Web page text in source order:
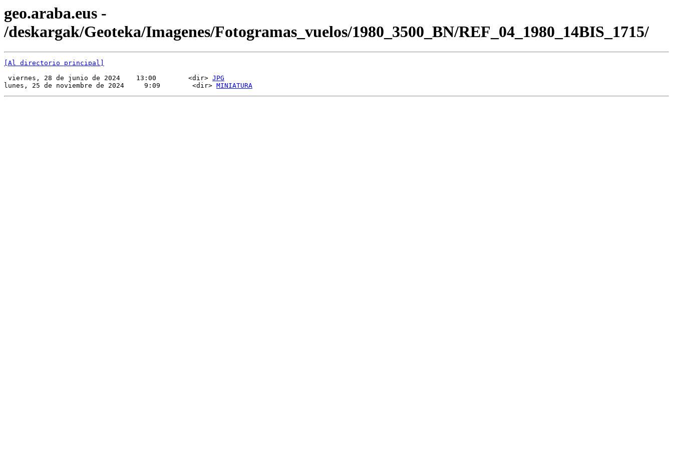
geo.araba.eus -
/deskargak/Geoteka/Imagenes/Fotogramas_vuelos/1980_3500_BN/REF_04_1980_14BIS_1715/
[Al directorio principal]
viernes, 28 de junio de 2024    13:00        <dir> JPG
lunes, 25 de noviembre de 2024     9:09        <dir> MINIATURA